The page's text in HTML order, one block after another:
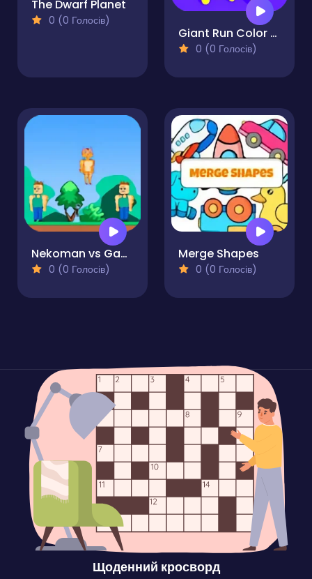
The Dwarf Planet
0 (0 Голосів)
Giant Run Color Run Crowd Switch
0 (0 Голосів)
Nekoman vs Gangster 2
0 (0 Голосів)
Merge Shapes
0 (0 Голосів)
Щоденний кросворд